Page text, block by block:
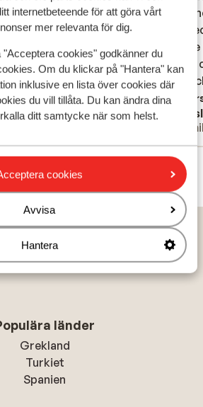
internetbeteende för att göra vårt
mer relevanta för dig.
cookies" godkänner du
Om du klickar på "Hantera" kan
inklusive en lista över cookies där
du vill tillåta. Du kan ändra dina
ditt samtycke när som helst.
cookies
Avvisa
Hantera
en av de större ligger ovanför
Minimarkets hittar du lite överallt
speceriaffärer. Marknaden är på
av klippan ovanför hamnen.
L'hôtel est un peu
sur la mer et le couché
Le confort des
mais un peu mal
du monde dans l’hotel.
L'hôtel est un peu
sur la mer et le couché
Le confort des
mais un peu mal
mer
erg
wat
Koffie
moet
Ook
niet
met
mee
extra
prima
niet
erg
wat
Koffie
Sicilien
Cefalu
länder
Grekland
Turkiet
Spanien